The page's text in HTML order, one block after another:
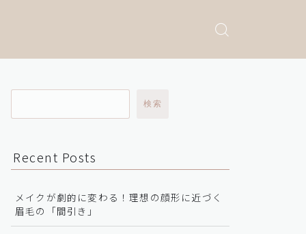
検索
Recent Posts
メイクが劇的に変わる！理想の顔形に近づく
眉毛の「間引き」